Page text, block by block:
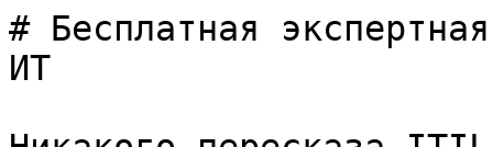
# Бесплатная
ИТ